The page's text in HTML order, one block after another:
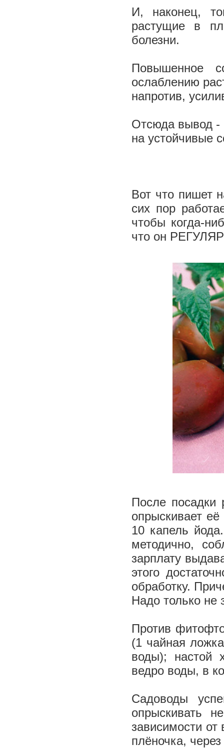
И, наконец,
растущие в
болезни.
Повышенное
ослаблению
напротив,
Отсюда вывод -
на устойчивые
Вот что пишет
сих пор
чтобы когда-
что он
После посадки
опрыскивает
10 капель
методично,
зарплату
этого
обработку.
Надо только не
Против
(1 чайная
воды); настой
ведро воды, в
Садоводы
опрыскивать
зависимости
плёночка,